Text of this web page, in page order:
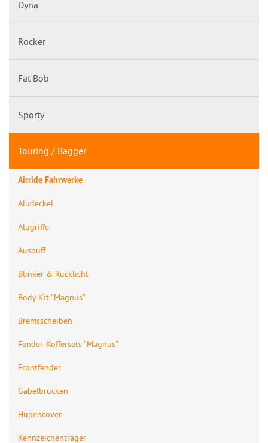
Dyna
Rocker
Fat Bob
Sporty
Touring / Bagger
Airride Fahrwerke
Aludeckel
Alugriffe
Auspuff
Blinker & Rücklicht
Body Kit "Magnus"
Bremsscheiben
Fender-Koffersets "Magnus"
Frontfender
Gabelbrücken
Hupencover
Kennzeichenträger